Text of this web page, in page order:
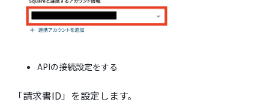
APIの接続設定をする
「請求書ID」を設定します。